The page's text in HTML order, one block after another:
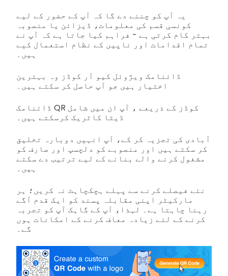
یہ آپ کو چننے دے گا کہ آپ کے حضور کے لیے
کونسی قسم کی معلومات، ڈیزائن یا منصوبہ
بہتر کام کرتی ہے - فراہم کیا جاتا ہے کہ آپ نے
تمام اقدامات اور ناپیں کے نظام استعمال کیے
ہیں۔
ڈائنامک ویژوئل کیو آر کوڈز وہ بہترین
اختیار ہیں جو آپ حاصل کر سکتے ہیں۔
ڈائنامک QR کوڈز کے ذریعے ، آپ ان میں شامل
ڈیٹا کاٹریک کرسکتے ہیں۔
آبادی کی تجزیہ کر کے، آپ انہیں دوبارہ تخلیق
کر سکتے ہیں اور منصوبے کو دلچسپ اور صارف کو
مشغول کرنے والے بنانے کے لیے ترتیب دے سکتے
ہیں۔
نئے فیصلے کرنے سے پہلے ہچکچاہٹ نہ کریں؛ ہر
مارکیٹر اپنی مقابلہ پسند کو ایک قدم آگے
رہنا چاہتا ہے۔ لہذا، آپ کے گاہک آپ کو تجربہ
کرنے کے لئے زیادہ معاف کرنے کے امکانات ہوں
گے۔